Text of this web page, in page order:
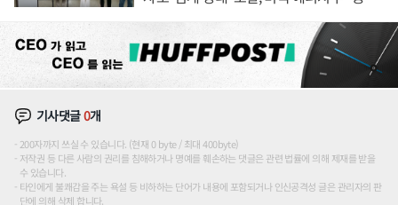
기사댓글0개
200자까지 쓰실 수 있습니다. (현재 0 byte / 최대 400byte)
저작권 등 다른 사람의 권리를 침해하거나 명예를 훼손하는 댓글은 관련 법률에 의해 제재를 받을
수 있습니다.
타인에게 불쾌감을 주는 욕설 등 비하하는 단어가 내용에 포함되거나 인신공격성 글은 관리자의 판
단에 의해 삭제 합니다.